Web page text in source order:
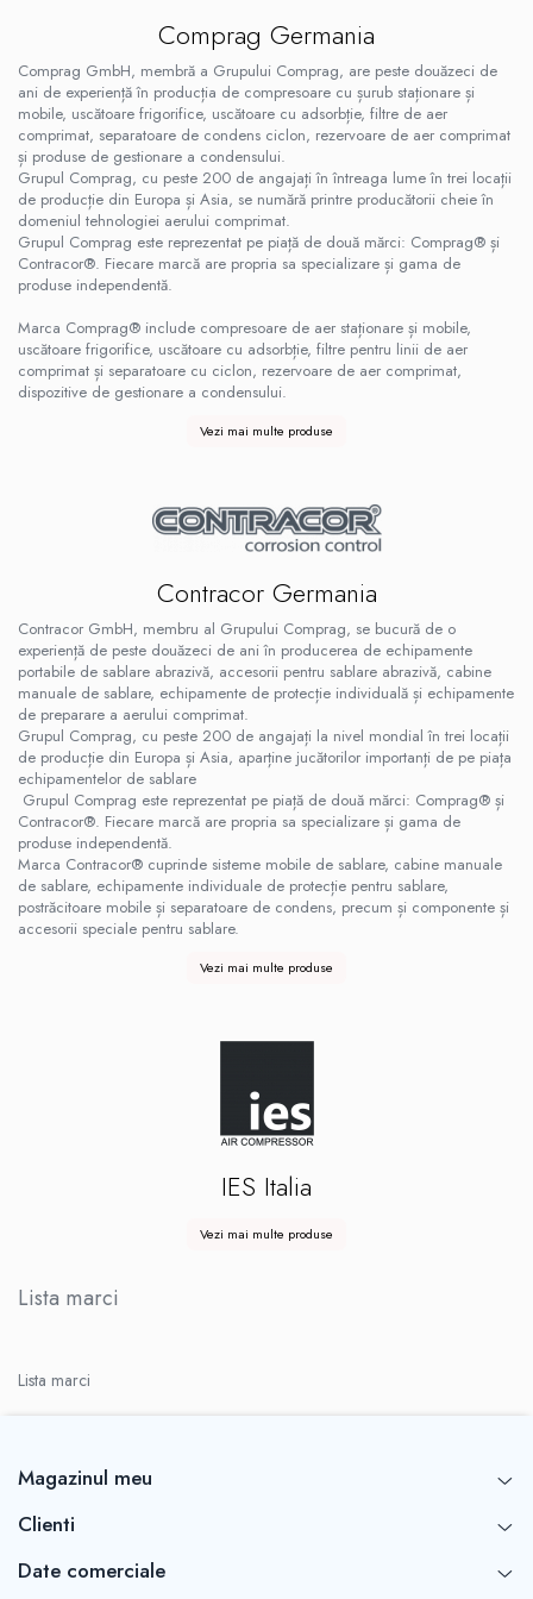
Comprag Germania
Comprag GmbH, membră a Grupului Comprag, are peste douăzeci de
ani de experiență în producția de compresoare cu șurub staționare și
mobile, uscătoare frigorifice, uscătoare cu adsorbție, filtre de aer
comprimat, separatoare de condens ciclon, rezervoare de aer comprimat
și produse de gestionare a condensului.
Grupul Comprag, cu peste 200 de angajați în întreaga lume în trei locații
de producție din Europa și Asia, se numără printre producătorii cheie în
domeniul tehnologiei aerului comprimat.
Grupul Comprag este reprezentat pe piață de două mărci: Comprag® și
Contracor®. Fiecare marcă are propria sa specializare și gama de
produse independentă.
Marca Comprag® include compresoare de aer staționare și mobile,
uscătoare frigorifice, uscătoare cu adsorbție, filtre pentru linii de aer
comprimat și separatoare cu ciclon, rezervoare de aer comprimat,
dispozitive de gestionare a condensului.
Vezi mai multe produse
Contracor Germania
Contracor GmbH, membru al Grupului Comprag, se bucură de o
experiență de peste douăzeci de ani în producerea de echipamente
portabile de sablare abrazivă, accesorii pentru sablare abrazivă, cabine
manuale de sablare, echipamente de protecție individuală și echipamente
de preparare a aerului comprimat.
Grupul Comprag, cu peste 200 de angajați la nivel mondial în trei locații
de producție din Europa și Asia, aparține jucătorilor importanți de pe piața
echipamentelor de sablare
Grupul Comprag este reprezentat pe piață de două mărci: Comprag® și
Contracor®. Fiecare marcă are propria sa specializare și gama de
produse independentă.
Marca Contracor® cuprinde sisteme mobile de sablare, cabine manuale
de sablare, echipamente individuale de protecție pentru sablare,
postrăcitoare mobile și separatoare de condens, precum și componente și
accesorii speciale pentru sablare.
Vezi mai multe produse
IES Italia
Vezi mai multe produse
Lista marci
Lista marci
Magazinul meu
Clienti
Date comerciale